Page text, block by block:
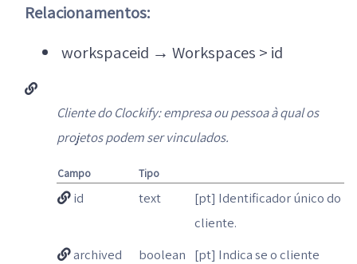
Relacionamentos:
workspaceid → Workspaces > id
Cliente do Clockify: empresa ou pessoa à qual os
projetos podem ser vinculados.
Campo Tipo
id text
[pt] Identificador único do
cliente.
archived
boolean [pt] Indica se o cliente